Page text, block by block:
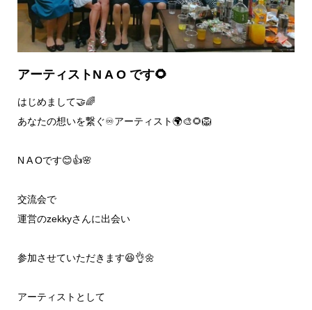
アーティストN A O です🌻
はじめまして🤝🌈
あなたの想いを繋ぐ♾アーティスト🌍🎨🌻🦁
N A Oです😊👍🌸
交流会で
運営のzekkyさんに出会い
参加させていただきます😆👌🌼
アーティストとして